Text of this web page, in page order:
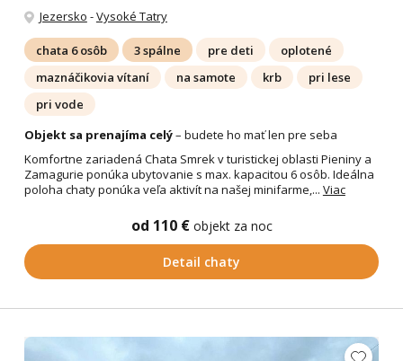
Jezersko -Vysoké Tatry
chata 6 osôb 3 spálne pre deti
oplotené
maznáčikovia vítaní
na samote krb
pri lese
pri vode
Objekt sa prenajíma celý– budete ho mať len pre seba
Komfortne zariadená Chata Smrek v turistickej oblasti Pieniny a
Zamagurie ponúka ubytovanie s max. kapacitou 6 osôb. Ideálna
poloha chaty ponúka veľa aktivít na našej minifarme,... Viac
od 110 € objekt za noc
Detail chaty